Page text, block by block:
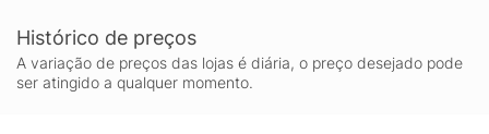
Histórico de preços
A variação de preços das lojas é diária, o preço desejado pode
ser atingido a qualquer momento.